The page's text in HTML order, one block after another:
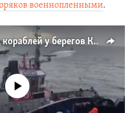
военнопленными.
Захват украинских кораблей у берегов Крыма. Как это было (видео)
currently available